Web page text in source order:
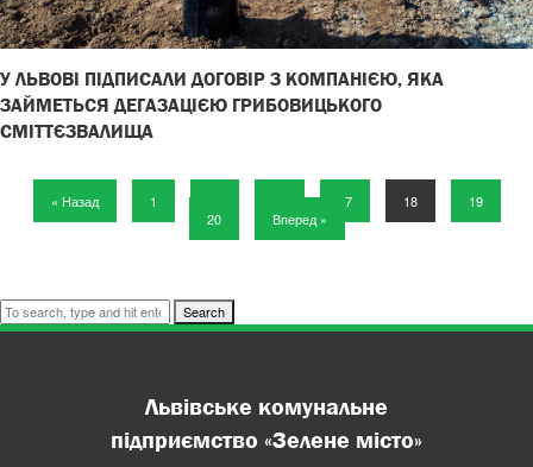
У ЛЬВОВІ ПІДПИСАЛИ ДОГОВІР З КОМПАНІЄЮ, ЯКА
ЗАЙМЕТЬСЯ ДЕГАЗАЦІЄЮ ГРИБОВИЦЬКОГО
СМІТТЄЗВАЛИЩА
« Назад 1 17 18
19
20
Вперед »
Search
Львівське комунальне
підприємство «Зелене місто»